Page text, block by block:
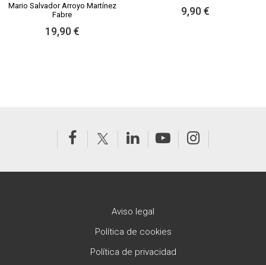
Mario Salvador Arroyo Martínez
Fabre
19,90 €
9,90 €
Aviso legal
Política de cookies
Política de privacidad